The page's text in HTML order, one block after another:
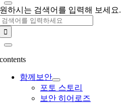
원하시는 검색어를 입력해 보세요.
contents
함께보안
포토 스토리
보안 히어로즈